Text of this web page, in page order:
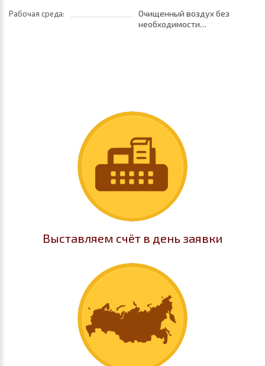
Рабочая среда:
Очищенный воздух без
необходимости
Выставляем счёт в день заявки